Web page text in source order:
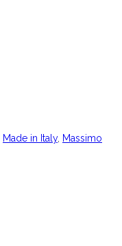
Made in Italy, Massimo